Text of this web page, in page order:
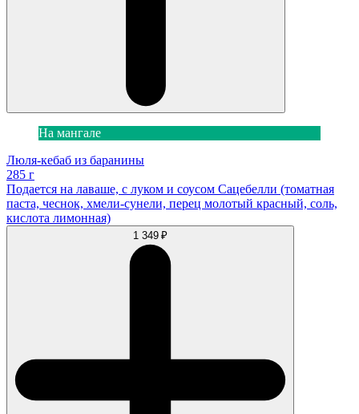
На мангале
Люля-кебаб из баранины
285 г
Подается на лаваше, с луком и соусом Сацебелли (томатная
паста, чеснок, хмели-сунели, перец молотый красный, соль,
кислота лимонная)
1 349 ₽